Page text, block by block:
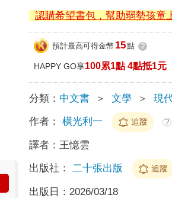
認購希望書包，幫助弱勢孩童
預計最高可得金幣 15點 ?
HAPPY GO享100累1點 4點抵1元
分類： 中文書 ＞ 文學 ＞ 現
作者： 橫光利一 追蹤 ?
譯者： 王憶雲
出版社： 二十張出版 追蹤
出版日： 2026/03/18